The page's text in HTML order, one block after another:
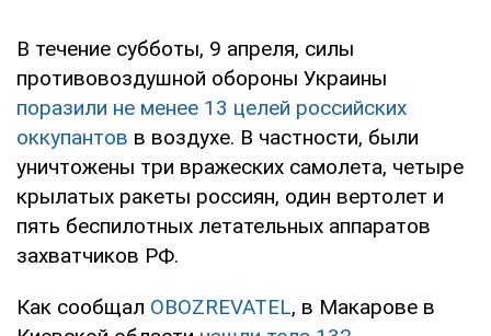
В течение субботы, 9 апреля, силы
противовоздушной обороны Украины
поразили не менее 13 целей российских
оккупантов в воздухе. В частности, были
уничтожены три вражеских самолета, четыре
крылатых ракеты россиян, один вертолет и
пять беспилотных летательных аппаратов
захватчиков РФ.
Как сообщал OBOZREVATEL, в Макарове в